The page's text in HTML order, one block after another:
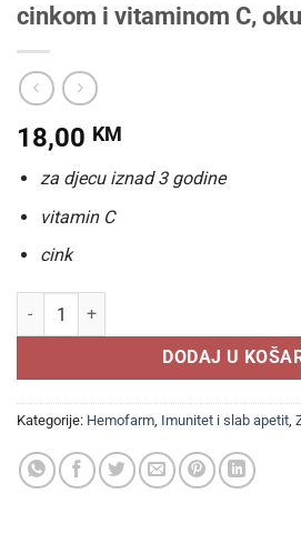
cinkom i vitaminom C,
18,00 KM
za djecu iznad 3 godine
vitamin C
cink
EUNOVA IMUNOCINK ZA DJECU
DODAJ U
Kategorije: Hemofarm Imunitet i slab apetit